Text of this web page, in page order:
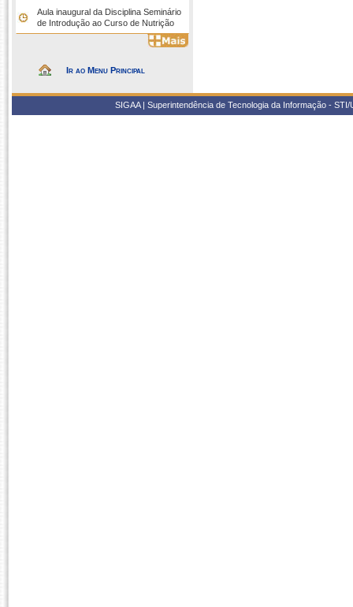
Aula inaugural da Disciplina Seminário
de Introdução ao Curso de Nutrição
Ir ao Menu Principal
SIGAA | Superintendência de Tecnologia da Informação -